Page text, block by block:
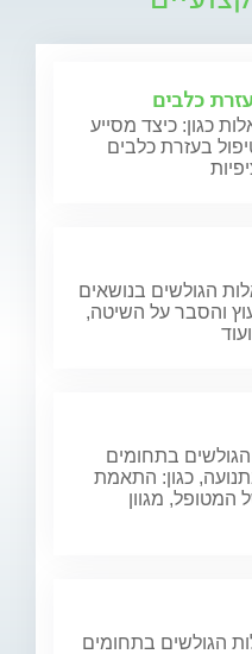
כלבים
כגון: כיצד מסייע
בעזרת כלבים
הגולשים בנושאים
והסבר על השיטה,
בתחומים
כגון: התאמת
המטופל, מגוון
הגולשים בתחומים